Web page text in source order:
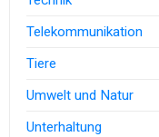
Telekommunikation
Tiere
Umwelt und Natur
Unterhaltung